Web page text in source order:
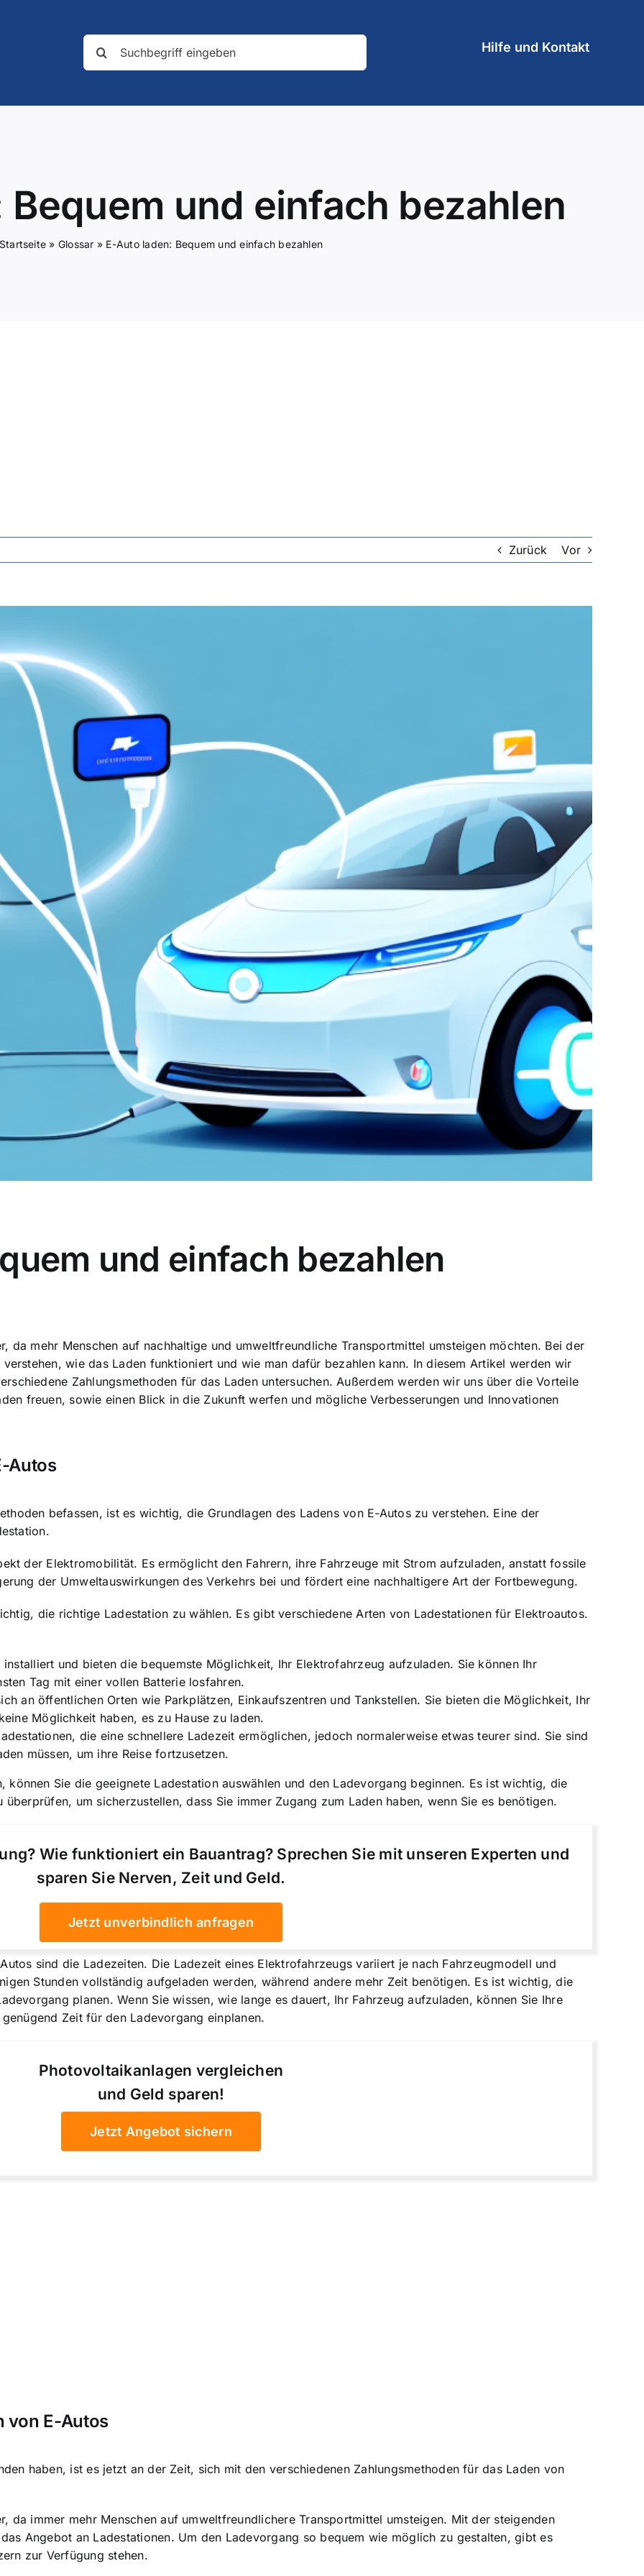
Suche
nach:
Hilfe und Kontakt
und einfach bezahlen
» Glossar » E-Auto laden: Bequem und einfach bezahlen
Zurück Vor
und einfach bezahlen
, da mehr Menschen auf nachhaltige und umweltfreundliche Transportmittel umsteigen möchten. Bei der
wie das Laden funktioniert und wie man dafür bezahlen kann. In diesem Artikel werden wir
Zahlungsmethoden für das Ladenuntersuchen. Außerdem werden wir uns über die Vorteile
freuen, sowie einen Blick in die Zukunft werfen und mögliche Verbesserungen und Innovationen
Autos
befassen, ist es wichtig, die Grundlagen des Ladens von E-Autos zu verstehen. Eine der
der Elektromobilität. Es ermöglicht den Fahrern, ihre Fahrzeuge mit Strom aufzuladen, anstatt fossile
der Umweltauswirkungen des Verkehrs bei und fördert eine nachhaltigere Art der Fortbewegung.
die richtige Ladestation zu wählen. Es gibt verschiedene Arten von Ladestationen für Elektroautos.
und bieten die bequemste Möglichkeit, Ihr Elektrofahrzeug aufzuladen. Sie können Ihr
Tag mit einer vollen Batterie losfahren.
an öffentlichen Orten wie Parkplätzen, Einkaufszentren und Tankstellen. Sie bieten die Möglichkeit, Ihr
Möglichkeit haben, es zu Hause zu laden.
die eine schnellere Ladezeit ermöglichen, jedoch normalerweise etwas teurer sind. Sie sind
müssen, um ihre Reise fortzusetzen.
können Sie die geeignete Ladestation auswählen und den Ladevorgang beginnen. Es ist wichtig, die
um sicherzustellen, dass Sie immer Zugang zum Laden haben, wenn Sie es benötigen.
Wie funktioniert ein Bauantrag? Sprechen Sie mit unseren Experten und
sparen Sie Nerven, Zeit und Geld.
Jetzt unverbindlich anfragen
sind die Ladezeiten. Die Ladezeit eines Elektrofahrzeugs variiert je nach Fahrzeugmodell und
Stunden vollständig aufgeladen werden, während andere mehr Zeit benötigen. Es ist wichtig, die
planen. Wenn Sie wissen, wie lange es dauert, Ihr Fahrzeug aufzuladen, können Sie Ihre
Zeit für den Ladevorgang einplanen.
Photovoltaikanlagen vergleichen
und Geld sparen!
Jetzt Angebot sichern
von E-Autos
haben, ist es jetzt an der Zeit, sich mit den verschiedenen Zahlungsmethoden für das Laden von
da immer mehr Menschen auf umweltfreundlichere Transportmittel umsteigen. Mit der steigenden
Angebot an Ladestationen. Um den Ladevorgang so bequem wie möglich zu gestalten, gibt es
zur Verfügung stehen.